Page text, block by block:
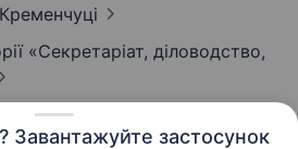
Завантажуйте застосунок
«Секретаріат, діловодство,